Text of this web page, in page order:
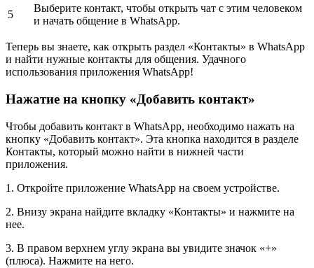
5
Выберите контакт, чтобы открыть чат с этим человеком
и начать общение в WhatsApp.
Теперь вы знаете, как открыть раздел «Контакты» в WhatsApp
и найти нужные контакты для общения. Удачного
использования приложения WhatsApp!
Нажатие на кнопку «Добавить контакт»
Чтобы добавить контакт в WhatsApp, необходимо нажать на
кнопку «Добавить контакт». Эта кнопка находится в разделе
Контакты, который можно найти в нижней части
приложения.
1. Откройте приложение WhatsApp на своем устройстве.
2. Внизу экрана найдите вкладку «Контакты» и нажмите на
нее.
3. В правом верхнем углу экрана вы увидите значок «+»
(плюса). Нажмите на него.